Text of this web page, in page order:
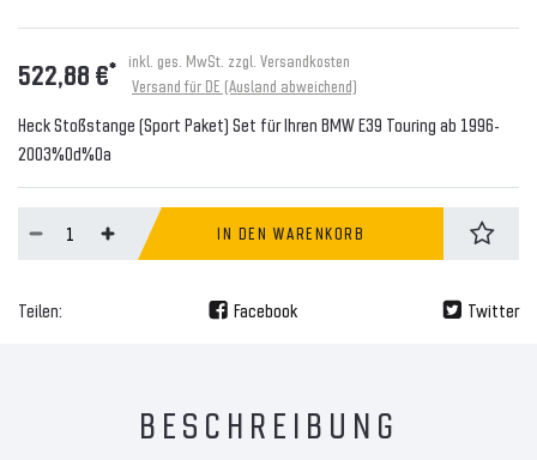
522,88 €* inkl. ges. MwSt. zzgl. Versandkosten
Versand für DE (Ausland abweichend)
Heck Stoßstange (Sport Paket) Set für Ihren BMW E39 Touring ab 1996-
2003%0d%0a
IN DEN WARENKORB
Teilen: Facebook Twitter
BESCHREIBUNG